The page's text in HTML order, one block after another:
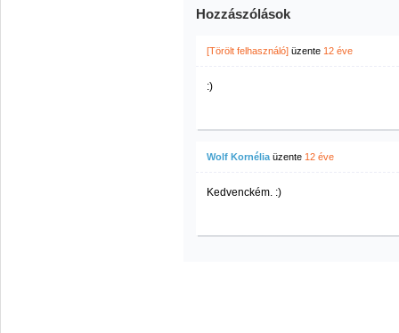
Hozzászólások
[Törölt felhasználó] üzente 12 éve
:)
Wolf Kornélia üzente 12 éve
Kedvenckém. :)